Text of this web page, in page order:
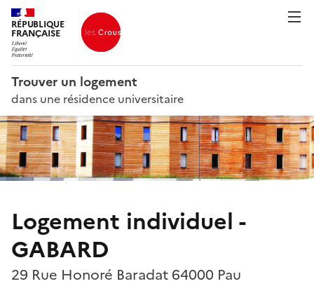
RÉPUBLIQUE
FRANÇAISE
Trouver un logement
dans une résidence universitaire
Logement individuel -
GABARD
29 Rue Honoré Baradat 64000 Pau